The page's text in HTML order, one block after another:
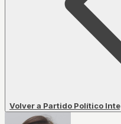
Volver a Partido Político